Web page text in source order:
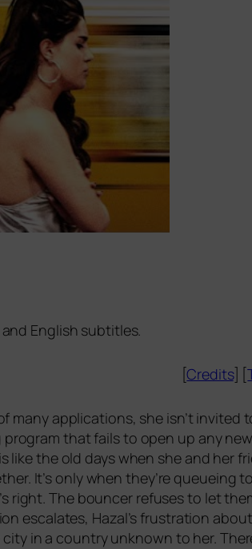
and English subtitles.
[Credits] [
many appli­ca­ti­ons, she isn’t invi­ted
that fails to open up any
like the old days when she and her
It’s only when they’re queu­e­ing
right. The boun­cer refu­ses to let
escala­tes, Hazal’s frus­tra­ti­on
in a coun­try unknown to her.